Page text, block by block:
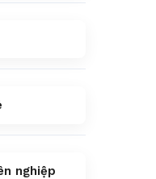
nghiệp